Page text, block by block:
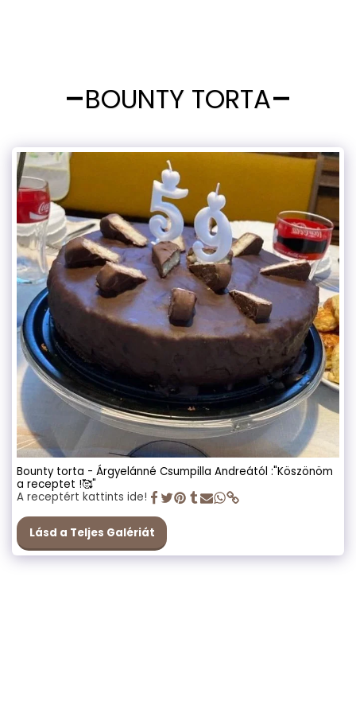
BOUNTY TORTA
Bounty torta - Árgyelánné Csumpilla Andreától :"Köszönöm
a receptet !🥰"
A receptért kattints ide!
Lásd a Teljes Galériát